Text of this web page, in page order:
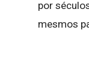
por
mesmos